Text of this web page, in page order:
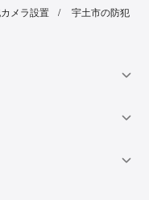
メラ設置
宇土市の防犯